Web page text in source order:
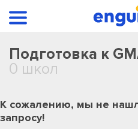
Подготовка к
0 школ
К сожалению, мы не
запросу!